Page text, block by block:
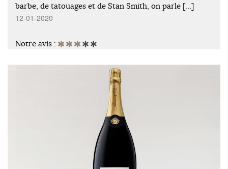
barbe, de tatouages et de Stan Smith, on parle […]
12-01-2020
Notre avis :